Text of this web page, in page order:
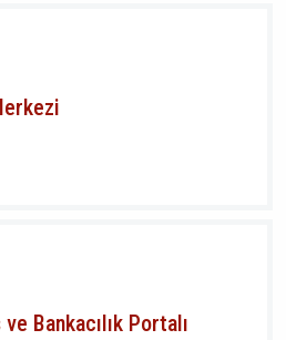
ve Bankacılık Portalı